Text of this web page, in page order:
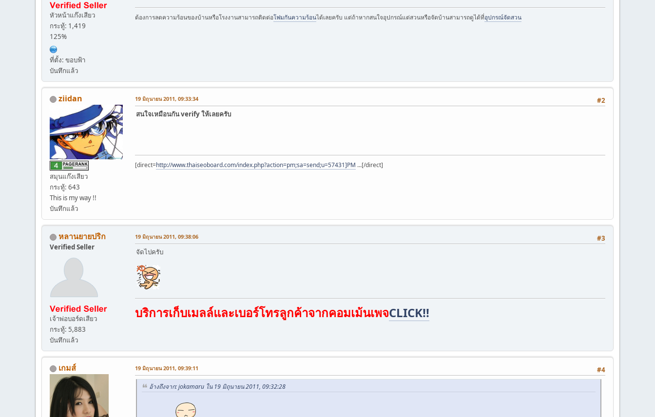
หัวหน้าแก๊งเสียว
กระทู้: 1,419
125%
ที่ตั้ง: ขอบฟ้า
บันทึกแล้ว
ต้องการลดความร้อนของบ้านหรือโรงงานสามารถติดต่อโฟมกันความร้อนได้เลยครับ แต่ถ้าหากสนใจอุปกรณ์แต่สวนหรือจัดบ้านสามารถดูได้ที่อุปกรณ์จัดสวน
ziidan
สมุนแก๊งเสียว
กระทู้: 643
This is my way !!
บันทึกแล้ว
#2
19 มิถุนายน 2011, 09:33:34
สนใจเหมือนกัน verify ให้เลยครับ
[direct=http://www.thaiseoboard.com/index.php?action=pm;sa=send;u=57431]PM ...[/direct]
หลานยายปริก
Verified Seller
เจ้าพ่อบอร์ดเสียว
กระทู้: 5,883
บันทึกแล้ว
#3
19 มิถุนายน 2011, 09:38:06
จัดไปครับ
บริการเก็บเมลล์และเบอร์โทรลูกค้าจากคอมเม้นเพจCLICK!!
เกมส์ #4
19 มิถุนายน 2011, 09:39:11
อ้างถึงจาก: jokamaru ใน 19 มิถุนายน 2011, 09:32:28